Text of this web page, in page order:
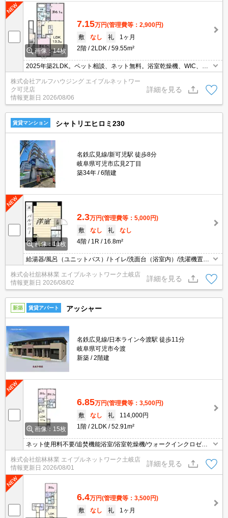
画像：14枚
7.15万円(管理費等：2,900円)
敷
なし 礼
1ヶ月
2階
2LDK 59.55m²
2025年築2LDK。ペット相談、ネット無料。浴室乾燥機、WIC、宅
配ボックス。
株式会社アルフハウジング エイブルネットワー
ク可児店
情報更新日 2026/08/06
詳細を見る
賃貸マンション シャトリエヒロミ230
名鉄広見線/新可児駅 徒歩8分
岐阜県可児市広見2丁目
築34年
6階建
画像：11枚
2.3万円(管理費等：5,000円)
敷
なし 礼
なし
4階
1R 16.8m²
給湯器/風呂（ユニットバス）/トイレ/洗面台（浴室内）/洗濯機置場
（屋外）/自転車置場/バルコニー／ベランダ/オール電化/電気コンロ
株式会社舘林林業 エイブルネットワーク土岐店
情報更新日 2026/08/02
詳細を見る
新築 賃貸アパート アッシャー
名鉄広見線/日本ライン今渡駅 徒歩11分
岐阜県可児市今渡
新築
2階建
画像：15枚
6.85万円(管理費等：3,500円)
敷
なし 礼
114,000円
1階
2LDK 52.91m²
ネット使用料不要/追焚機能浴室/浴室乾燥機/ウォークインクロゼッ
ト/システムキッチン/TVインターホン/宅配ボックス/防犯カメラ/エア
コン2台/ペット相談/照明付き/シャワー付洗面台/温水洗浄便座/IHヒ
ーター/床下収納/物置/シューズボックス/24時間換気/オートバス/複
層ガラス/室内物干し/角住戸/シャッター
株式会社舘林林業 エイブルネットワーク土岐店
情報更新日 2026/08/01
詳細を見る
6.4万円(管理費等：3,500円)
敷
なし 礼
1ヶ月